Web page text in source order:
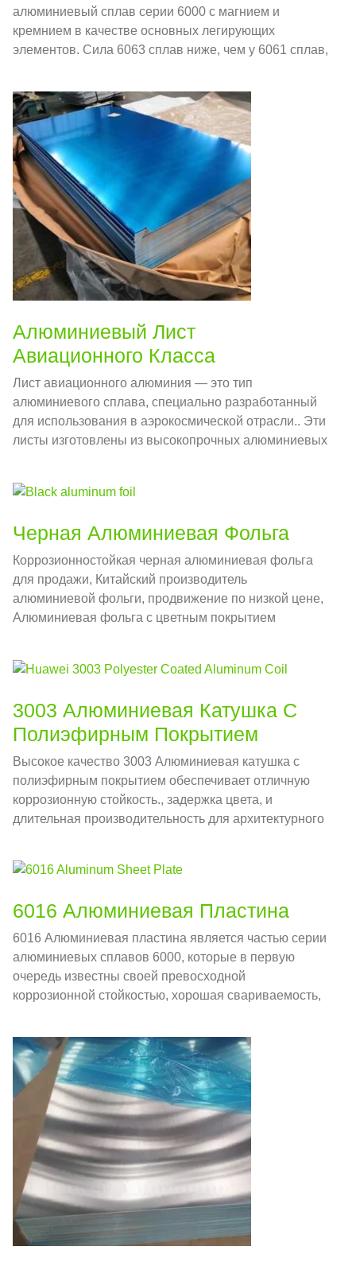
алюминиевый сплав серии 6000 с магнием и
кремнием в качестве основных легирующих
элементов. Сила 6063 сплав ниже, чем у 6061 сплав,
поверхности.
Алюминиевый Лист
Авиационного Класса
Лист авиационного алюминия — это тип
алюминиевого сплава, специально разработанный
для использования в аэрокосмической отрасли.. Эти
листы изготовлены из высокопрочных алюминиевых
полета..
Черная Алюминиевая Фольга
Коррозионностойкая черная алюминиевая фольга
для продажи, Китайский производитель
алюминиевой фольги, продвижение по низкой цене,
Алюминиевая фольга с цветным покрытием
3003 Алюминиевая Катушка С
Полиэфирным Покрытием
Высокое качество 3003 Алюминиевая катушка с
полиэфирным покрытием обеспечивает отличную
коррозионную стойкость., задержка цвета, и
длительная производительность для архитектурного
6016 Алюминиевая Пластина
6016 Алюминиевая пластина является частью серии
алюминиевых сплавов 6000, которые в первую
очередь известны своей превосходной
коррозионной стойкостью, хорошая свариваемость,